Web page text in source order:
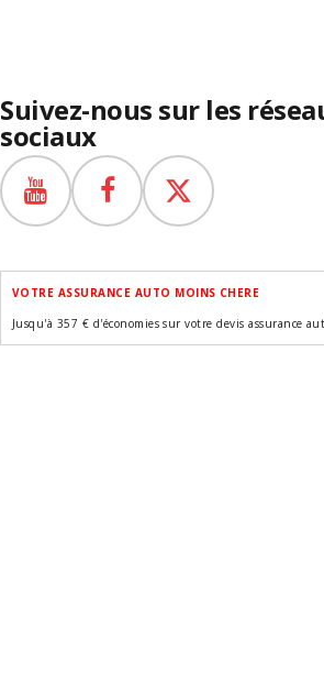
Suivez-nous sur les
sociaux
VOTRE ASSURANCE AUTO MOINS CHERE
Jusqu'à 357 € d'économies sur votre devis assurance